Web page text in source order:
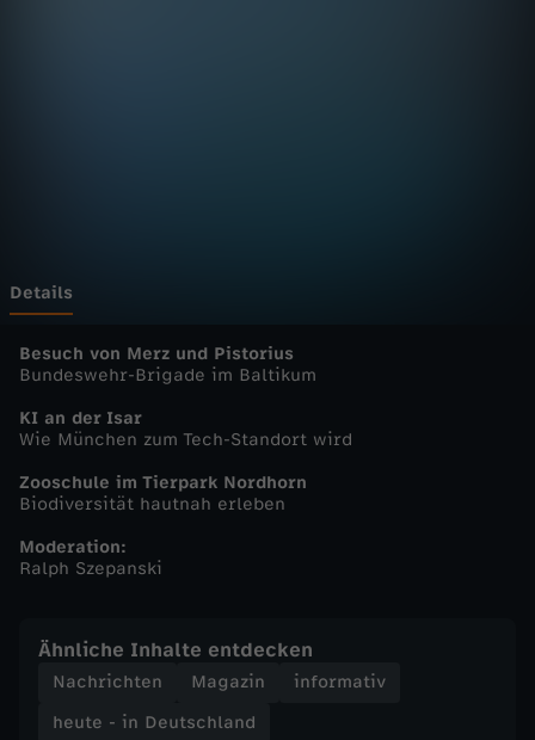
s
c
h
l
n
d
-
Details
Besuch von Merz und Pistorius
Bundeswehr-Brigade im Baltikum
KI an der Isar
Wie München zum Tech-Standort wird
Zooschule im Tierpark Nordhorn
Biodiversität hautnah erleben
Moderation:
Ralph Szepanski
Ähnliche Inhalte entdecken
Nachrichten Magazin
informativ
heute - in Deutschland